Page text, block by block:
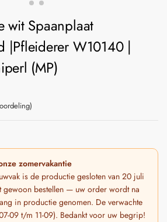
wit Spaanplaat
|Pfleiderer W10140 |
(MP)
zomervakantie
is de productie gesloten van 20 juli
gewoon bestellen — uw order wordt na
in productie genomen. De verwachte
09 t/m 11-09). Bedankt voor uw begrip!